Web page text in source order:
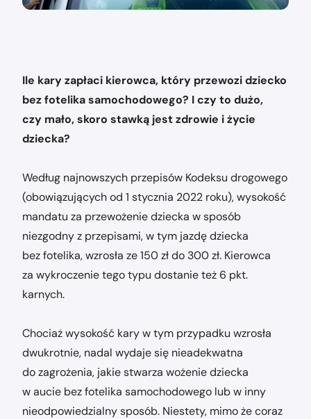
Ile kary zapłaci kierowca, który przewozi dziecko
bez fotelika samochodowego? I czy to dużo,
czy mało, skoro stawką jest zdrowie i życie
dziecka?
Według najnowszych przepisów Kodeksu drogowego
(obowiązujących od 1 stycznia 2022 roku), wysokość
mandatu za przewożenie dziecka w sposób
niezgodny z przepisami, w tym jazdę dziecka
bez fotelika, wzrosła ze 150 zł do 300 zł. Kierowca
za wykroczenie tego typu dostanie też 6 pkt.
karnych.
Chociaż wysokość kary w tym przypadku wzrosła
dwukrotnie, nadal wydaje się nieadekwatna
do zagrożenia, jakie stwarza wożenie dziecka
w aucie bez fotelika samochodowego lub w inny
nieodpowiedzialny sposób. Niestety, mimo że coraz